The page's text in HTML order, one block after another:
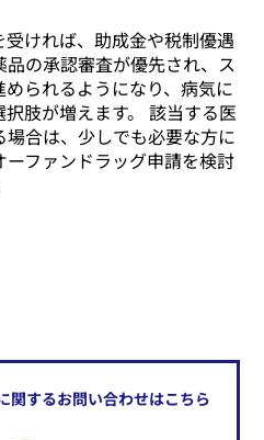
ければ、助成金や税制優遇
の承認審査が優先され、ス
られるようになり、病気に
肢が増えます。 該当する医
合は、少しでも必要な方に
ファンドラッグ申請を検討
関するお問い合わせはこちら